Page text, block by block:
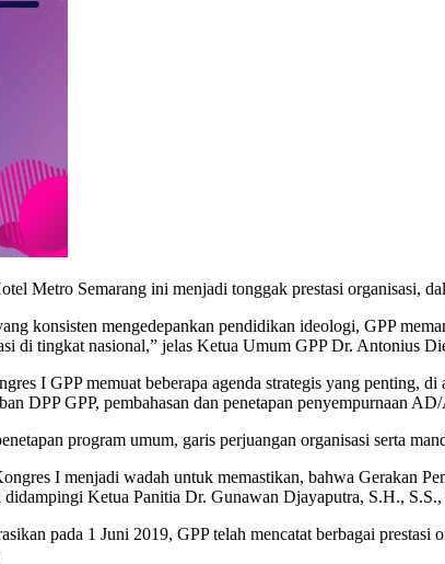
Metro Semarang ini menjadi tonggak prestasi organisasi,
konsisten mengedepankan pendidikan ideologi, GPP
di tingkat nasional,” jelas Ketua Umum GPP Dr. Antonius
I GPP memuat beberapa agenda strategis yang penting,
DPP GPP, pembahasan dan penetapan penyempurnaan
program umum, garis perjuangan organisasi serta
I menjadi wadah untuk memastikan, bahwa Gerakan
didampingi Ketua Panitia Dr. Gunawan Djayaputra, S.H.,
pada 1 Juni 2019, GPP telah mencatat berbagai